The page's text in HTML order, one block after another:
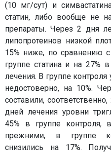
(10 мг/сут) и
статин, либо вообще не
препараты. Через 2 дня
липопротеинов низкой
15% ниже, по сравнению
группе статина и на 27%
лечения. В группе
недостоверно, на 10%.
составили,
дней лечения уровни
45% в группе контроля,
прежними, в группе
снизились на 17%.